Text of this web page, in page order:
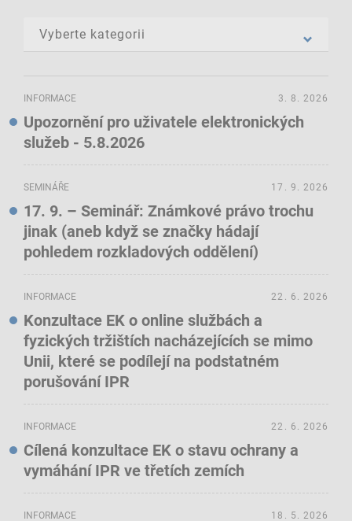
INFORMACE
Upozornění pro uživatele elektronických
služeb - 5.8.2026
3. 8. 2026
SEMINÁŘE
17. 9. – Seminář: Známkové právo trochu
jinak (aneb když se značky hádají
pohledem rozkladových oddělení)
17. 9. 2026
INFORMACE
Konzultace EK o online službách a
fyzických tržištích nacházejících se mimo
Unii, které se podílejí na podstatném
porušování IPR
22. 6. 2026
INFORMACE
Cílená konzultace EK o stavu ochrany a
vymáhání IPR ve třetích zemích
22. 6. 2026
INFORMACE 18. 5. 2026